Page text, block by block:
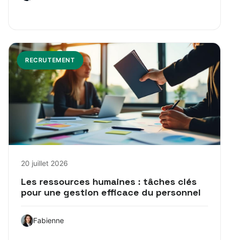
RECRUTEMENT
20 juillet 2026
Les ressources humaines : tâches clés
pour une gestion efficace du personnel
Fabienne